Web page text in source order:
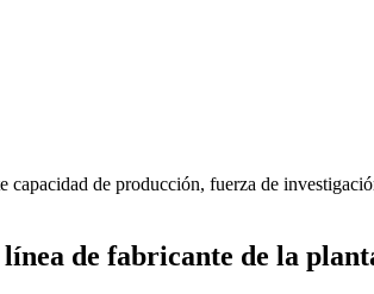
de producción, fuerza de
de fabricante de la